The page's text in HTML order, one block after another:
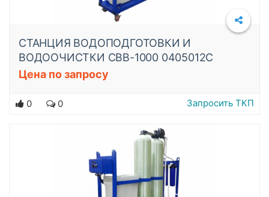
СТАНЦИЯ ВОДОПОДГОТОВКИ И
ВОДООЧИСТКИ СВВ-1000 0405012C
Цена по запросу
0 0 Запросить ТКП